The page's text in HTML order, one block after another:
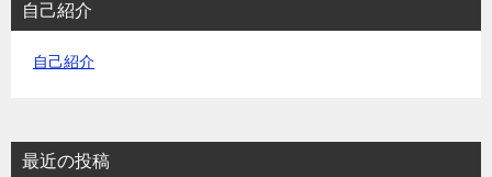
自己紹介
自己紹介
最近の投稿